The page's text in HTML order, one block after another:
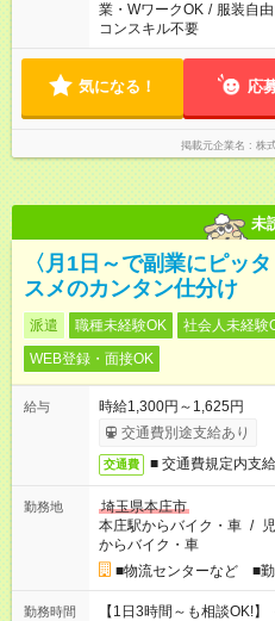
業・WワークOK / 服装自由
コンスキル不要
気になる！ 応
掲載元企業名 株
未
〈月1日～で副業にピッ
スメのカンタン仕分け
派遣 職種未経験OK 社会人未経験
WEB登録・面接OK
給与
時給1,300円～1,625円
交通費別途支給あり
交通費 ■ 交通費規定内支
勤務地
埼玉県本庄市
本庄駅からバイク・車 /
からバイク・車
■物流センターなど ■
勤務時間
【1日3時間～も相談OK!】 ＜シフト例＞ 9:00～12:00 12:00～